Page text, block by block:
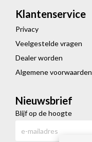
Klantenservice
Privacy
Veelgestelde vragen
Dealer worden
Algemene voorwaarden
Nieuwsbrief
Blijf op de hoogte